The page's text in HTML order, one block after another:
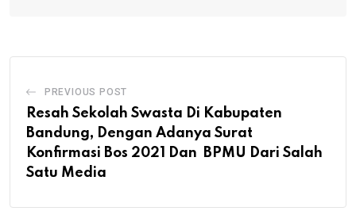
PREVIOUS POST
Resah Sekolah Swasta Di Kabupaten
Bandung, Dengan Adanya Surat
Konfirmasi Bos 2021 Dan BPMU Dari Salah
Satu Media